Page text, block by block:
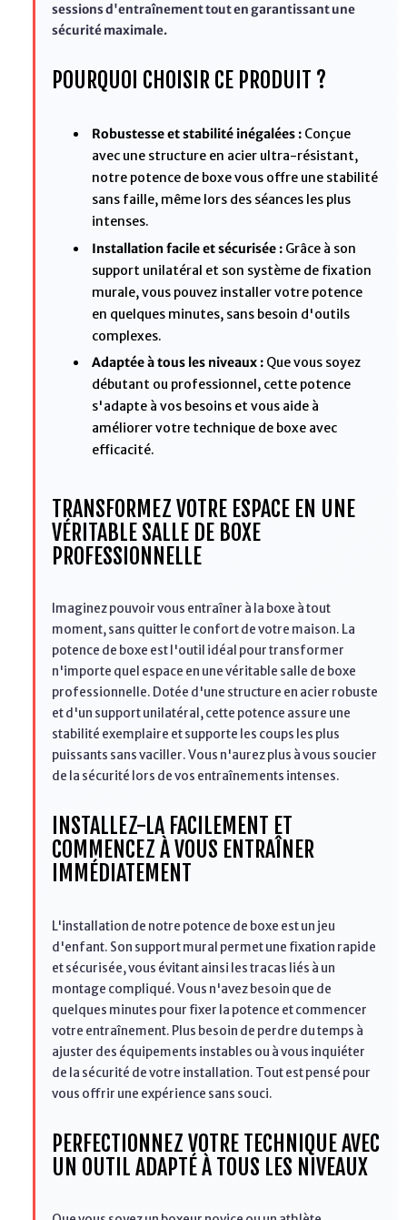
sessions d'entraînement tout en garantissant une
sécurité maximale.
POURQUOI CHOISIR CE PRODUIT ?
Robustesse et stabilité inégalées : Conçue
avec une structure en acier ultra-résistant,
notre potence de boxe vous offre une stabilité
sans faille, même lors des séances les plus
intenses.
Installation facile et sécurisée : Grâce à son
support unilatéral et son système de fixation
murale, vous pouvez installer votre potence
en quelques minutes, sans besoin d'outils
complexes.
Adaptée à tous les niveaux : Que vous soyez
débutant ou professionnel, cette potence
s'adapte à vos besoins et vous aide à
améliorer votre technique de boxe avec
efficacité.
TRANSFORMEZ VOTRE ESPACE EN UNE
VÉRITABLE SALLE DE BOXE
PROFESSIONNELLE
Imaginez pouvoir vous entraîner à la boxe à tout
moment, sans quitter le confort de votre maison. La
potence de boxe est l'outil idéal pour transformer
n'importe quel espace en une véritable salle de boxe
professionnelle. Dotée d'une structure en acier robuste
et d'un support unilatéral, cette potence assure une
stabilité exemplaire et supporte les coups les plus
puissants sans vaciller. Vous n'aurez plus à vous soucier
de la sécurité lors de vos entraînements intenses.
INSTALLEZ-LA FACILEMENT ET
COMMENCEZ À VOUS ENTRAÎNER
IMMÉDIATEMENT
L'installation de notre potence de boxe est un jeu
d'enfant. Son support mural permet une fixation rapide
et sécurisée, vous évitant ainsi les tracas liés à un
montage compliqué. Vous n'avez besoin que de
quelques minutes pour fixer la potence et commencer
votre entraînement. Plus besoin de perdre du temps à
ajuster des équipements instables ou à vous inquiéter
de la sécurité de votre installation. Tout est pensé pour
vous offrir une expérience sans souci.
PERFECTIONNEZ VOTRE TECHNIQUE AVEC
UN OUTIL ADAPTÉ À TOUS LES NIVEAUX